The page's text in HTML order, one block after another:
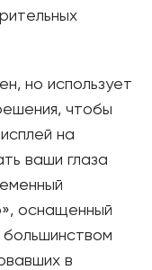
но использует
чтобы
на
ваши глаза
оснащенный
в